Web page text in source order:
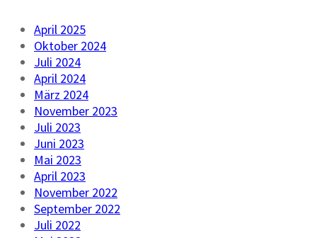
April 2025
Oktober 2024
Juli 2024
April 2024
März 2024
November 2023
Juli 2023
Juni 2023
Mai 2023
April 2023
November 2022
September 2022
Juli 2022